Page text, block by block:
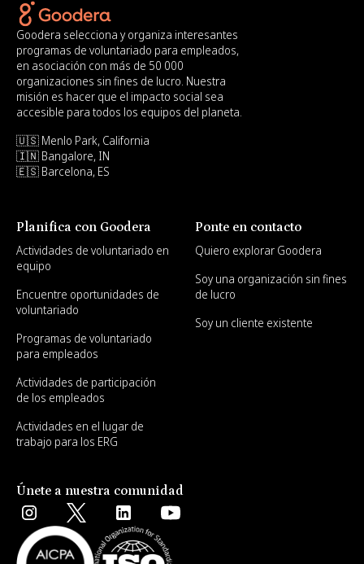
Goodera selecciona y organiza interesantes
programas de voluntariado para empleados,
en asociación con más de 50 000
organizaciones sin fines de lucro. Nuestra
misión es hacer que el impacto social sea
accesible para todos los equipos del planeta.
🇺🇸 Menlo Park, California
🇮🇳 Bangalore, IN
🇪🇸 Barcelona, ES
Planifica con Goodera
Actividades de voluntariado en
equipo
Encuentre oportunidades de
voluntariado
Programas de voluntariado
para empleados
Actividades de participación
de los empleados
Actividades en el lugar de
trabajo para los ERG
Ponte en contacto
Quiero explorar Goodera
Soy una organización sin fines
de lucro
Soy un cliente existente
Únete a nuestra comunidad